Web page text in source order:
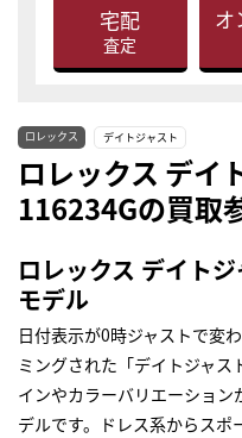
宅配
査定
オ
ロレックス デイトジャスト
ロレックス デイ
116234Gの買取
ロレックス デイト
モデル
日付表示が0時ジャストで変
ミングされた「デイトジャ
インやカラーバリエーショ
デルです。ドレス系からスポ